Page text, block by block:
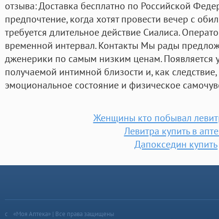
отзыва: Доставка бесплатно по Российской
предпочтение, когда хотят провести вечер с
требуется длительное действие Сиалиса.
временной интервал. Контакты Мы рады
дженерики по самым низким ценам. Появляется
получаемой интимной близости и, как
эмоциональное состояние и физическое
Женщины кто побывал
Левитра купить в
Дапокседин купить
«Моя Аптека» | Все права защищены